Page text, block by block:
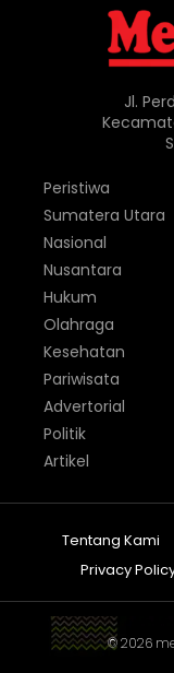
Jl.
Peristiwa
Sumatera Utara
Nasional
Nusantara
Hukum
Olahraga
Kesehatan
Pariwisata
Advertorial
Politik
Artikel
Tentang Kami
Privacy
© 2026